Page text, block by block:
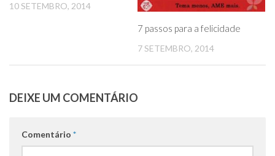
10 SETEMBRO, 2014
7 passos para a felicidade
7 SETEMBRO, 2014
DEIXE UM COMENTÁRIO
Comentário *